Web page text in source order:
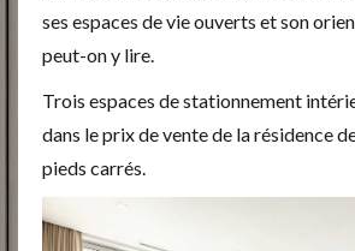
ses espaces de vie ouverts et son
peut-on y lire.
Trois espaces de stationnement
dans le prix de vente de la résidence
pieds carrés.